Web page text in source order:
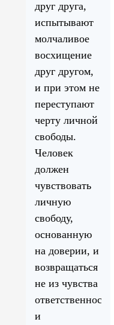
друг друга,
испытывают
молчаливое
восхищение
друг другом,
и при этом не
переступают
черту личной
свободы.
Человек
должен
чувствовать
личную
свободу,
основанную
на доверии, и
возвращаться
не из чувства
ответственности
и